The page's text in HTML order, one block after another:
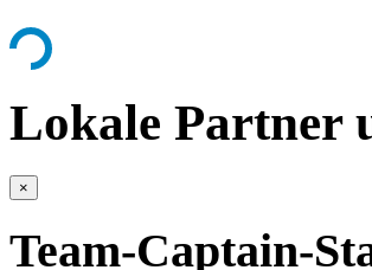
Lokale Partner
×
Team-Captain-